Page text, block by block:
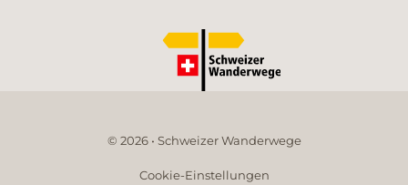
© 2026 • Schweizer Wanderwege
Cookie-Einstellungen